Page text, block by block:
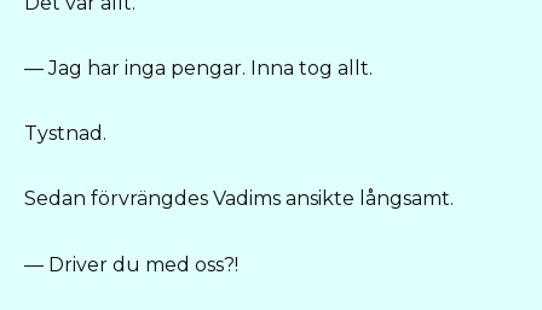
— Jag har inga pengar. Inna tog allt.
Tystnad.
Sedan förvrängdes Vadims ansikte långsamt.
— Driver du med oss?!